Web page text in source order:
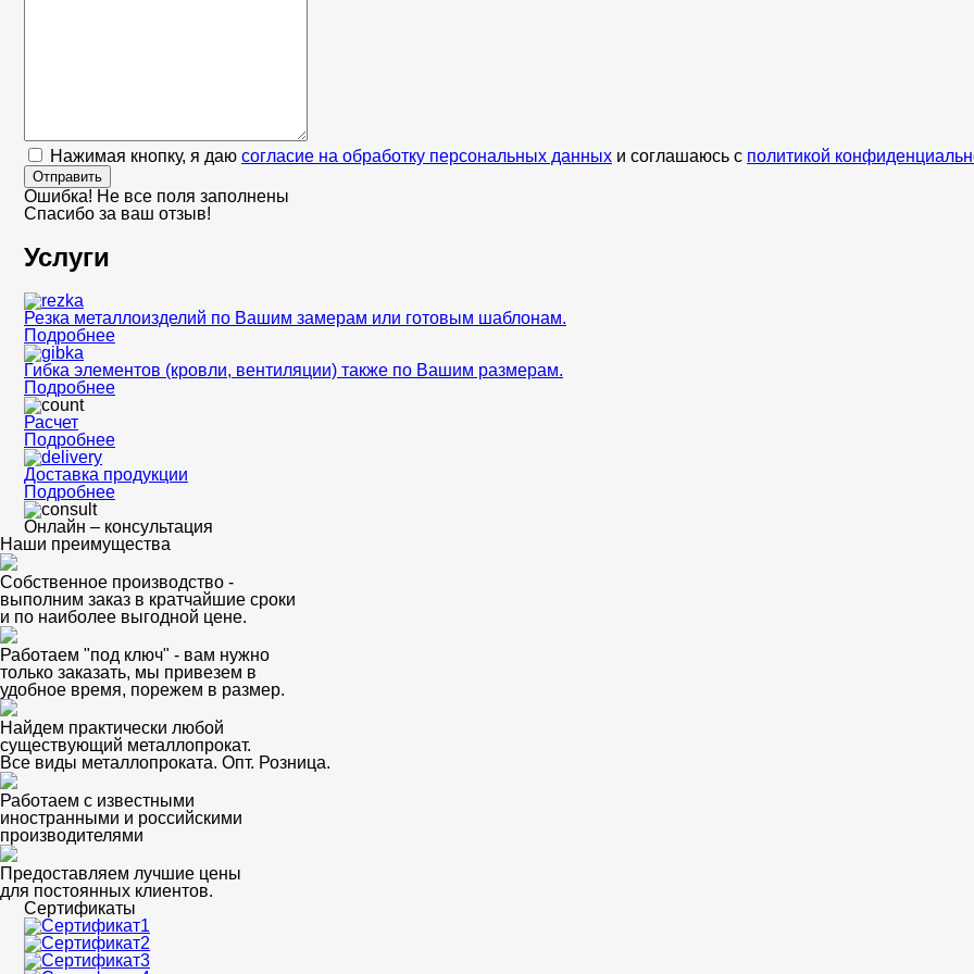
Нажимая кнопку, я даю согласие на обработку персональных данных и соглашаюсь с политикой
Отправить
Ошибка! Не все поля заполнены
Спасибо за ваш отзыв!
Услуги
Резка металлоизделий по Вашим замерам или готовым шаблонам.
Подробнее
Гибка элементов (кровли, вентиляции) также по Вашим размерам.
Подробнее
Расчет
Подробнее
Доставка продукции
Подробнее
Онлайн – консультация
Наши преимущества
Собственное производство -
выполним заказ в кратчайшие сроки
и по наиболее выгодной цене.
Работаем "под ключ" - вам нужно
только заказать, мы привезем в
удобное время, порежем в размер.
Найдем практически любой
существующий металлопрокат.
Все виды металлопроката. Опт. Розница.
Работаем с известными
иностранными и российскими
производителями
Предоставляем лучшие цены
для постоянных клиентов.
Сертификаты